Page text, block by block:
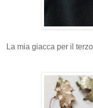
La mia giacca per il